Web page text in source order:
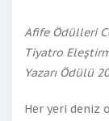
Afife Ödülleri
Tiyatro
Yazarı Ödülü
Her yeri deniz